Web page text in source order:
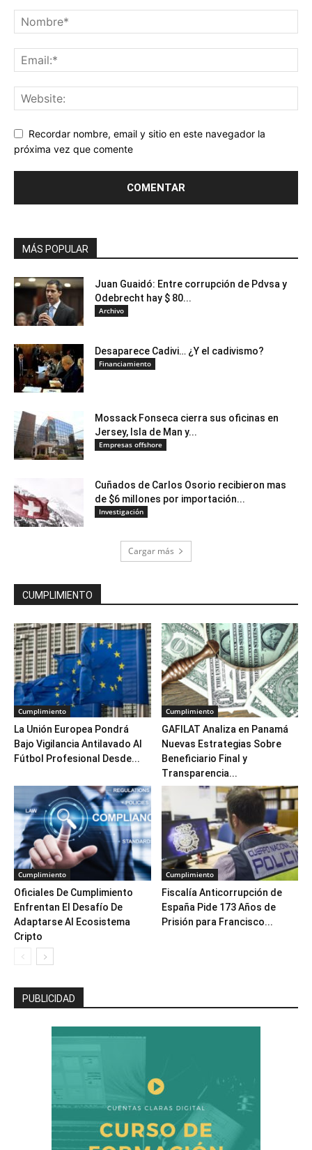
Recordar nombre, email y sitio en este navegador la
próxima vez que comente
MÁS POPULAR
Juan Guaidó: Entre corrupción de Pdvsa y
Odebrecht hay $ 80...
Archivo
Desaparece Cadivi… ¿Y el cadivismo?
Financiamiento
Mossack Fonseca cierra sus oficinas en
Jersey, Isla de Man y...
Empresas offshore
Cuñados de Carlos Osorio recibieron mas
de $6 millones por importación...
Investigación
Cargar más
CUMPLIMIENTO
Cumplimiento
La Unión Europea Pondrá
Bajo Vigilancia Antilavado Al
Fútbol Profesional Desde...
Cumplimiento
GAFILAT Analiza en Panamá
Nuevas Estrategias Sobre
Beneficiario Final y
Transparencia...
Cumplimiento
Oficiales De Cumplimiento
Enfrentan El Desafío De
Adaptarse Al Ecosistema
Cripto
Cumplimiento
Fiscalía Anticorrupción de
España Pide 173 Años de
Prisión para Francisco...
PUBLICIDAD